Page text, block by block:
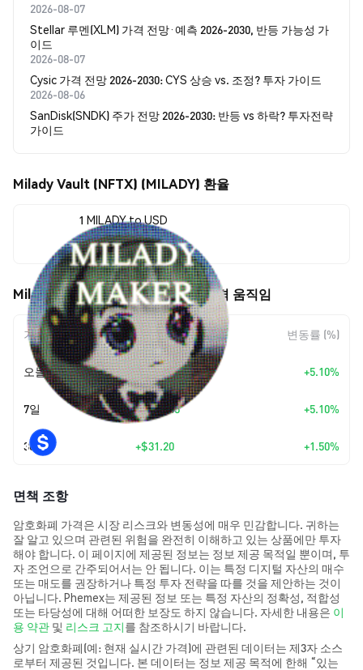
2026-08-07
Stellar 루멘(XLM) 가격 전망·예측 2026-2030, 반등 가능성 가
이드
2026-08-07
Cysic 가격 전망 2026-2030: CYS 상승 vs. 조정? 투자 가이드
2026-08-06
SanDisk(SNDK) 주가 전망 2026-2030: 반등 vs 하락? 투자전략
가이드
Milady Vault (NFTX) (MILADY) 환율
1 MILADY to USD
$2,111.34
Milady Vault (NFTX) (MILADY) 가격 움직임
기간 변동 폭 변동률 (%)
오늘 +$102.45 +5.10%
7일 +$102.45 +5.10%
30일 +$31.20 +1.50%
면책 조항
암호화폐 가격은 시장 리스크와 변동성에 매우 민감합니다. 귀하는
잘 알고 있으며 관련된 위험을 완전히 이해하고 있는 상품에만 투자
해야 합니다. 이 페이지에 제공된 정보는 정보 제공 목적일 뿐이며, 투
자 조언으로 간주되어서는 안 됩니다. 이는 특정 디지털 자산의 매수
또는 매도를 권장하거나 특정 투자 전략을 따를 것을 제안하는 것이
아닙니다. Phemex는 제공된 정보 또는 특정 자산의 정확성, 적합성
또는 타당성에 대해 어떠한 보장도 하지 않습니다. 자세한 내용은 이
용 약관 및 리스크 고지를 참조하시기 바랍니다.
상기 암호화폐(예: 현재 실시간 가격)에 관련된 데이터는 제3자 소스
로부터 제공된 것입니다. 본 데이터는 정보 제공 목적에 한해 “있는